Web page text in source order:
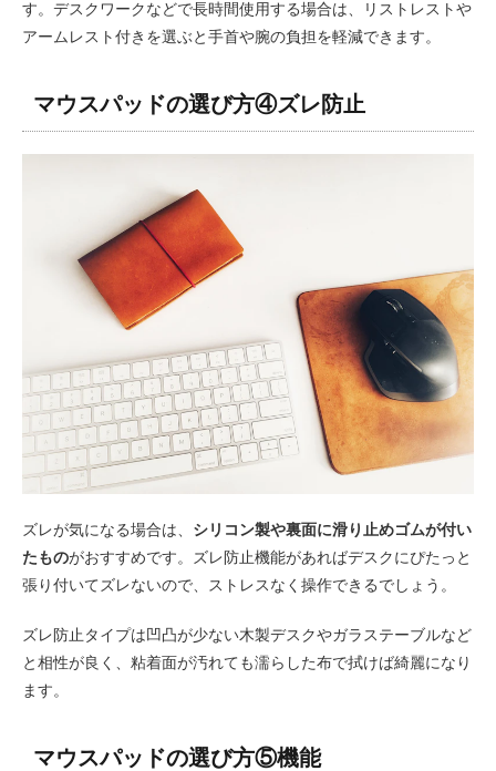
す。デスクワークなどで長時間使用する場合は、リストレストや
アームレスト付きを選ぶと手首や腕の負担を軽減できます。
マウスパッドの選び方④ズレ防止
ズレが気になる場合は、 シリコン製や裏面に滑り止めゴムが付い
たものがおすすめです。ズレ防止機能があればデスクにぴたっと
張り付いてズレないので、ストレスなく操作できるでしょう。
ズレ防止タイプは凹凸が少ない木製デスクやガラステーブルなど
と相性が良く、粘着面が汚れても濡らした布で拭けば綺麗になり
ます。
マウスパッドの選び方⑤機能